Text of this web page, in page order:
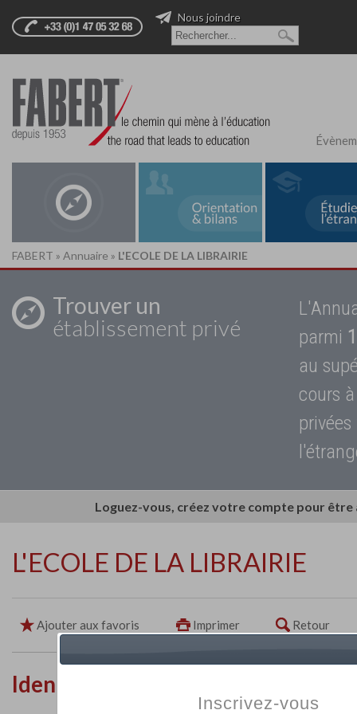
Nous joindre
FABERT » Annuaire » L'ECOLE DE LA LIBRAIRIE
Trouver un
établissement privé
parmi
au
cours
Loguez-vous, créez votre compte pour
L'ECOLE DE LA LIBRAIRIE
Ajouter aux favoris Imprimer Retour
Identité de l'établissement
Inscrivez-vous